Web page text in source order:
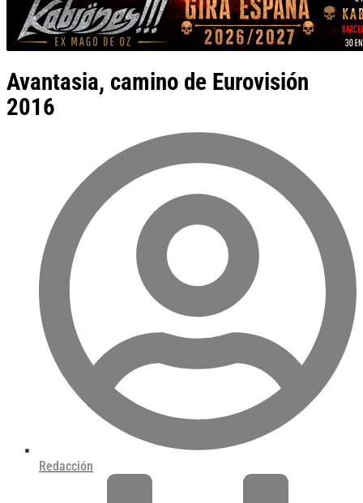
Avantasia, camino de Eurovisión
2016
Redacción